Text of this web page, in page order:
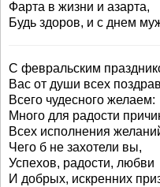
Фарта в жизни и азарта,
Будь здоров, и с днем
С февральским
Вас от души всех
Всего чудесного желаем:
Много для радости
Всех исполнения
Чего б не захотели вы,
Успехов, радости, любви
И добрых, искренних